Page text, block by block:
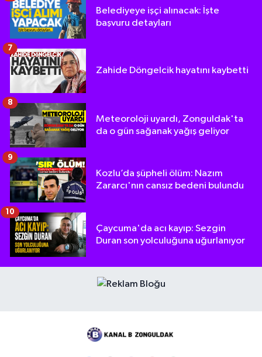
Belediyeye işçi alınacak: İşte
başvuru detayları
Zahide Döngelcik hayatını kaybetti
7
Meteoroloji uyardı, Zonguldak'ta
da o gün sağanak yağış geliyor
8
Kozlu’da şüpheli ölüm: Nazım
Zararcı'nın cansız bedeni bulundu
9
Çaycuma'da acı kayıp: Sezgin
Duran son yolculuğuna uğurlanıyor
10